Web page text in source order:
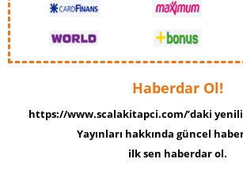
Haberdar Ol!
https://www.scalakitapci.com/’daki
Yayınları hakkında güncel
ilk sen haberdar ol.